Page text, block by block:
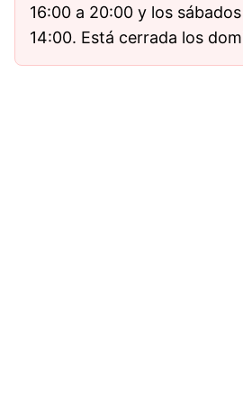
16:00 a 20:00 y los
14:00. Está cerrada los